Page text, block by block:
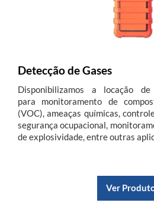
Detecção de Gases
Disponibilizamos a locação
para monitoramento de
(VOC), ameaças químicas,
segurança ocupacional,
de explosividade, entre outras
Ver